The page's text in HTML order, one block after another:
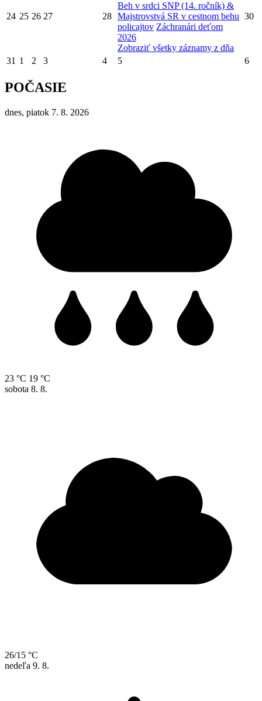
24 25 26 27 28
Beh v srdci SNP (14. ročník) &
Majstrovstvá SR v cestnom behu
policajtov Záchranári deťom
2026
Zobraziť všetky záznamy z dňa
30
31 1 2 3 4 5 6
POČASIE
dnes, piatok 7. 8. 2026
23 °C 19 °C
sobota 8. 8.
26/15 °C
nedeľa 9. 8.